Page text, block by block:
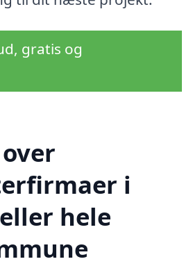
gratis og
i
hele